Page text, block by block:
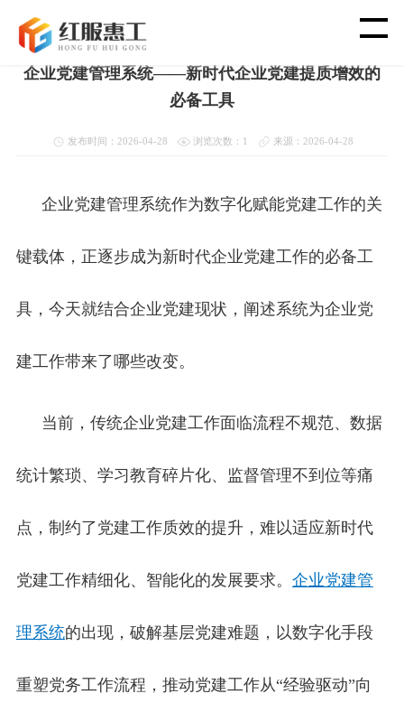
智 慧 工 会
党 建 功 能
渠 道 合 作
客 户 案 例
新 闻 资 讯
首页>新闻资讯>党建管理系统
企业党建管理系统——新时代企业党建提质增效的
必备工具
发布时间：2026-04-28 浏览次数：1 来源：2026-04-28
企业党建管理系统作为数字化赋能党建工作的关
键载体，正逐步成为新时代企业党建工作的必备工
具，今天就结合企业党建现状，阐述系统为企业党
建工作带来了哪些改变。
当前，传统企业党建工作面临流程不规范、数据
统计繁琐、学习教育碎片化、监督管理不到位等痛
点，制约了党建工作质效的提升，难以适应新时代
党建工作精细化、智能化的发展要求。 企业党建管
理系统的出现，破解基层党建难题，以数字化手段
重塑党务工作流程，推动党建工作从“经验驱动”向